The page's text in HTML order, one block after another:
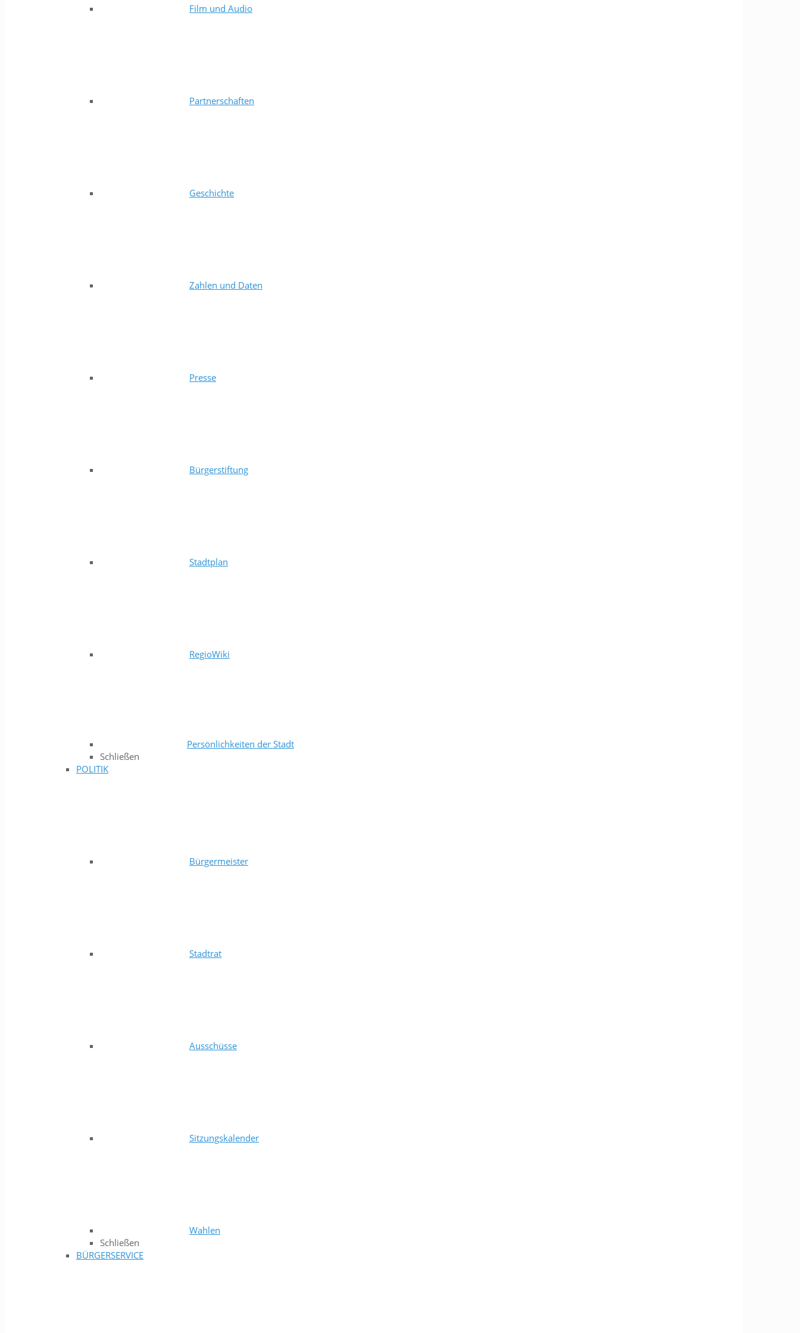
Film und Audio
Partnerschaften
Geschichte
Zahlen und Daten
Presse
Bürgerstiftung
Stadtplan
RegioWiki
Persönlichkeiten der Stadt
Schließen
POLITIK
Bürgermeister
Stadtrat
Ausschüsse
Sitzungskalender
Wahlen
Schließen
BÜRGERSERVICE